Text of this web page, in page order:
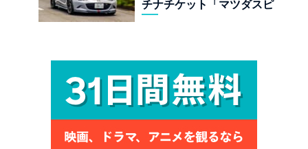
チナチケット「マツダスピ